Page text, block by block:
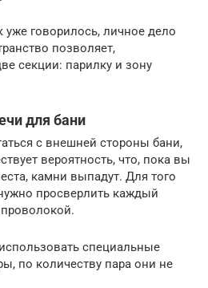
уже говорилось, личное дело
позволяет,
секции: парилку и зону
для бани
с внешней стороны бани,
вероятность, что, пока вы
камни выпадут. Для того
просверлить каждый
специальные
по количеству пара они не